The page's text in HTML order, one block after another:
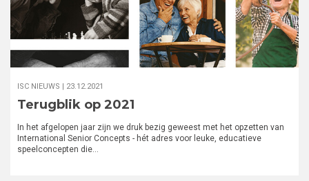
ISC NIEUWS | 23.12.2021
Terugblik op 2021
In het afgelopen jaar zijn we druk bezig geweest met het opzetten van
International Senior Concepts - hét adres voor leuke, educatieve
speelconcepten die…